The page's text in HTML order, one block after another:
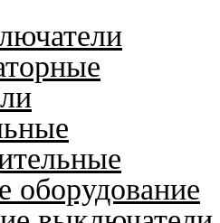
оборудование